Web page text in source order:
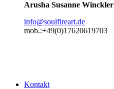
Arusha Susanne Winckler
info@soulfireart.de
mob.:+49(0)17620619703
Kontakt